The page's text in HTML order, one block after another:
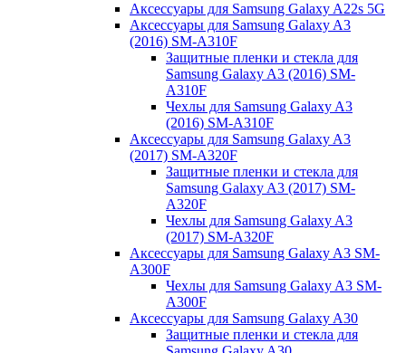
Аксессуары для Samsung Galaxy A22s 5G
Аксессуары для Samsung Galaxy A3
(2016) SM-A310F
Защитные пленки и стекла для
Samsung Galaxy A3 (2016) SM-
A310F
Чехлы для Samsung Galaxy A3
(2016) SM-A310F
Аксессуары для Samsung Galaxy A3
(2017) SM-A320F
Защитные пленки и стекла для
Samsung Galaxy A3 (2017) SM-
A320F
Чехлы для Samsung Galaxy A3
(2017) SM-A320F
Аксессуары для Samsung Galaxy A3 SM-
A300F
Чехлы для Samsung Galaxy A3 SM-
A300F
Аксессуары для Samsung Galaxy A30
Защитные пленки и стекла для